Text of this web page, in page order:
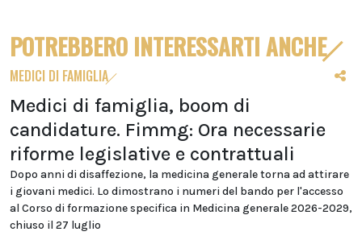
POTREBBERO INTERESSARTI ANCHE
MEDICI DI FAMIGLIA
Medici di famiglia, boom di
candidature. Fimmg: Ora necessarie
riforme legislative e contrattuali
Dopo anni di disaffezione, la medicina generale torna ad attirare
i giovani medici. Lo dimostrano i numeri del bando per l'accesso
al Corso di formazione specifica in Medicina generale 2026-2029,
chiuso il 27 luglio